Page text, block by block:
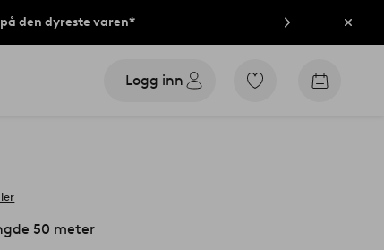
den dyreste varen* Lukk
Logg inn
Gå
Gå
50 meter